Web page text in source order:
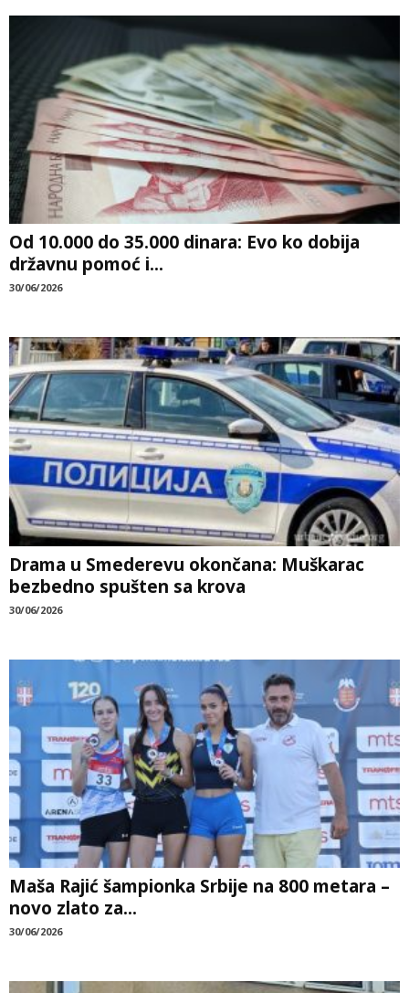
Od 10.000 do 35.000 dinara: Evo ko dobija
državnu pomoć i...
30/06/2026
Drama u Smederevu okončana: Muškarac
bezbedno spušten sa krova
30/06/2026
Maša Rajić šampionka Srbije na 800 metara –
novo zlato za...
30/06/2026